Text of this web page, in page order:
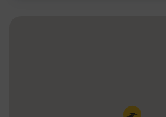
Pin de la carte